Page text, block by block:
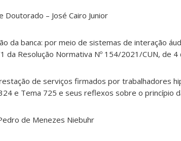
Doutorado – José Cairo Junior
da banca: por meio de sistemas de interação
da Resolução Normativa Nº 154/2021/CUN, de
de serviços firmados por trabalhadores
e Tema 725 e seus reflexos sobre o princípio
de Menezes Niebuhr